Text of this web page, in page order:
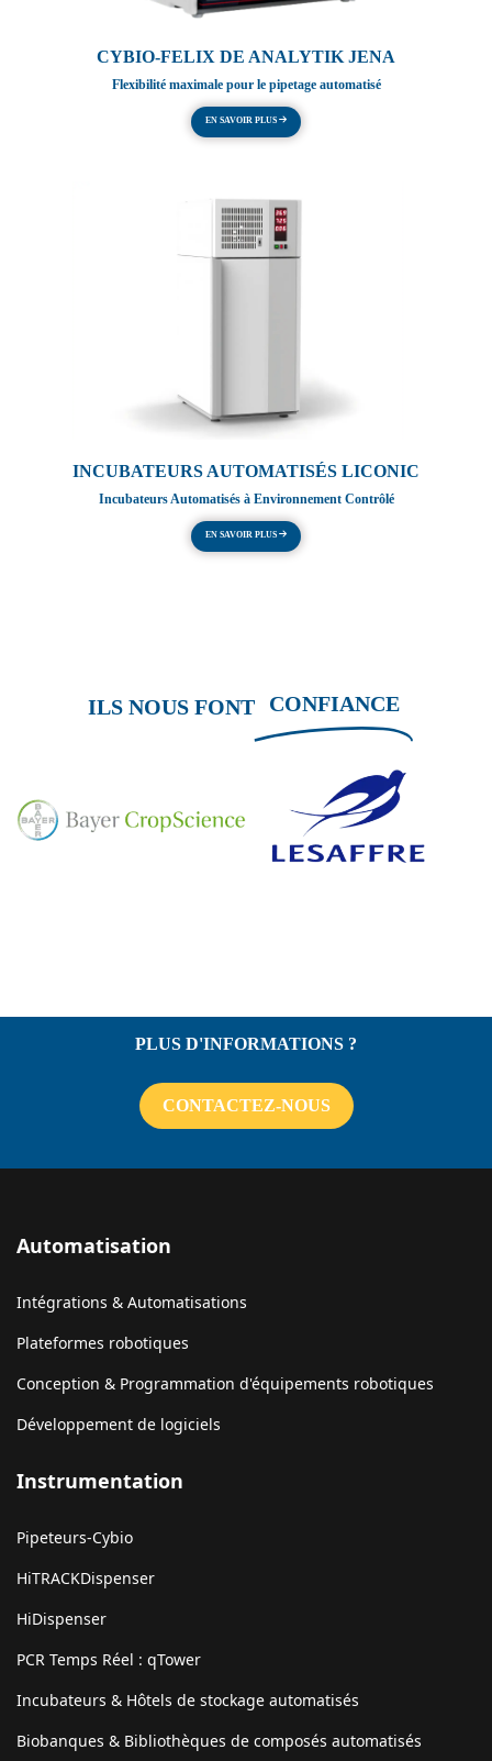
CYBIO-FELIX DE ANALYTIK JENA
Flexibilité maximale pour le pipetage automatisé
EN SAVOIR PLUS
INCUBATEURS AUTOMATISÉS LICONIC
Incubateurs Automatisés à Environnement Contrôlé
EN SAVOIR PLUS
ILS NOUS FONT CONFIANCE
PLUS D'INFORMATIONS ?
CONTACTEZ-NOUS
Automatisation
Intégrations & Automatisations
Plateformes robotiques
Conception & Programmation d'équipements robotiques
Développement de logiciels
Instrumentation
Pipeteurs-Cybio
HiTRACKDispenser
HiDispenser
PCR Temps Réel : qTower
Incubateurs & Hôtels de stockage automatisés
Biobanques & Bibliothèques de composés automatisés